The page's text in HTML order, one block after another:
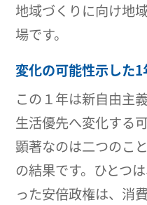
地域づくりに向け地
場です。
変化の可能性示した1
この１年は新自由主
生活優先へ変化する
顕著なのは二つのこ
の結果です。ひとつ
った安倍政権は、消